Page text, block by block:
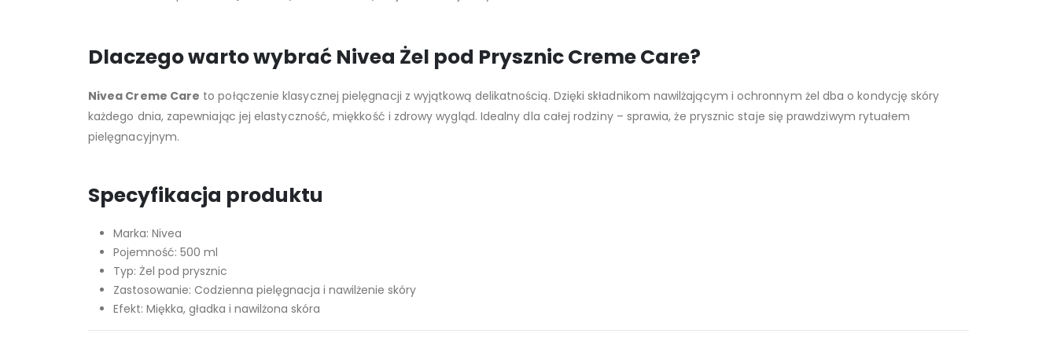
Dlaczego warto wybrać Nivea Żel pod Prysznic Creme Care?
Nivea Creme Care to połączenie klasycznej pielęgnacji z wyjątkową delikatnością. Dzięki składnikom nawilżającym i ochronnym żel dba o kondycję skóry
każdego dnia, zapewniając jej elastyczność, miękkość i zdrowy wygląd. Idealny dla całej rodziny – sprawia, że prysznic staje się prawdziwym rytuałem
pielęgnacyjnym.
Specyfikacja produktu
Marka: Nivea
Pojemność: 500 ml
Typ: Żel pod prysznic
Zastosowanie: Codzienna pielęgnacja i nawilżenie skóry
Efekt: Miękka, gładka i nawilżona skóra